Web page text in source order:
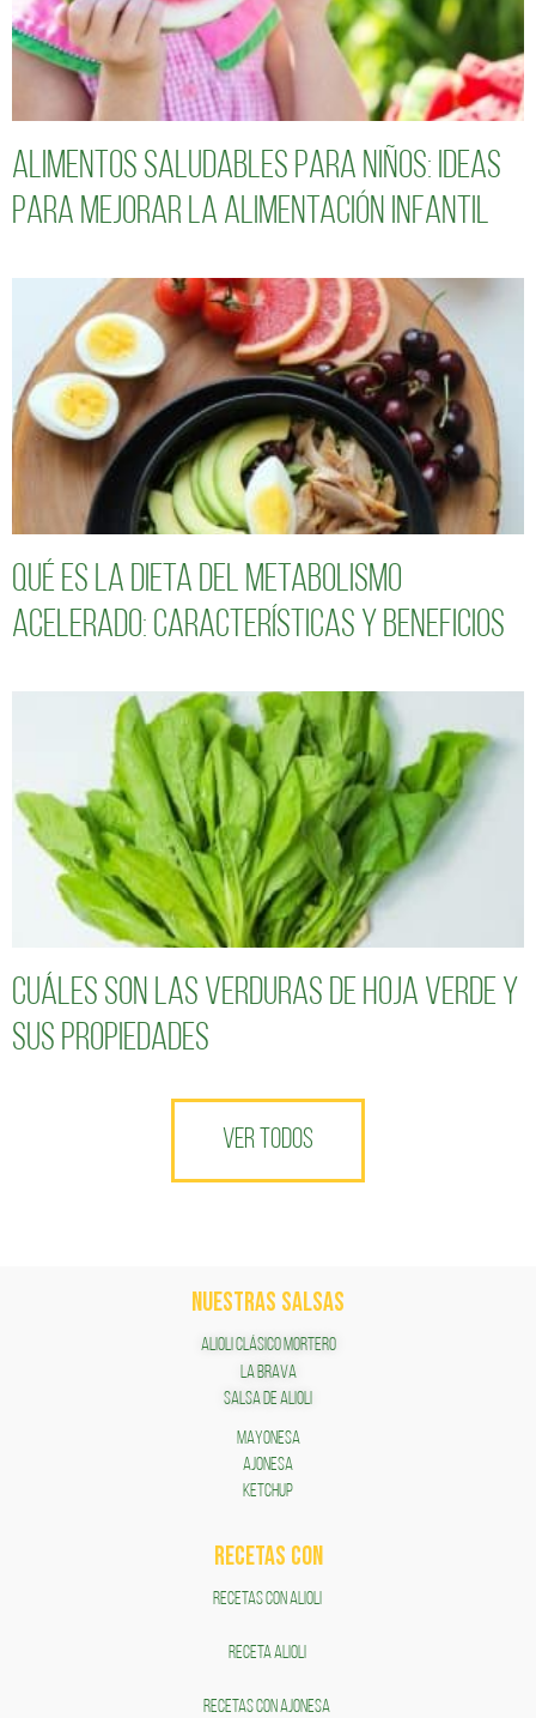
Alimentos saludables para niños: Ideas
para mejorar la alimentación infantil
Qué es la dieta del metabolismo
acelerado: características y beneficios
Cuáles son las verduras de hoja verde y
sus propiedades
VER TODOS
NUESTRAS SALSAS
ALIOLI CLÁSICO MORTERO
LA BRAVA
SALSA DE ALIOLI
MAYONESA
AJONESA
KETCHUP
RECETAS COn
RECETAS CON ALIOLI
RECETA ALIOLI
RECETAS CON AJONESA